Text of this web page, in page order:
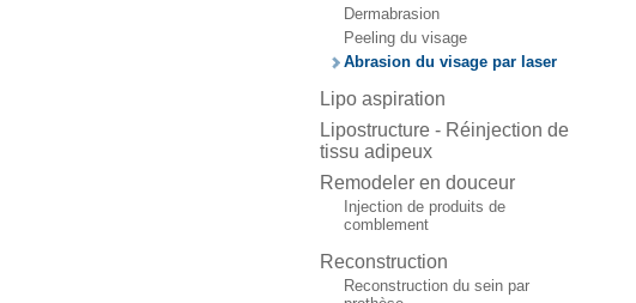
Dermabrasion
Peeling du visage
Abrasion du visage par laser
Lipo aspiration
Lipostructure - Réinjection de
tissu adipeux
Remodeler en douceur
Injection de produits de
comblement
Reconstruction
Reconstruction du sein par